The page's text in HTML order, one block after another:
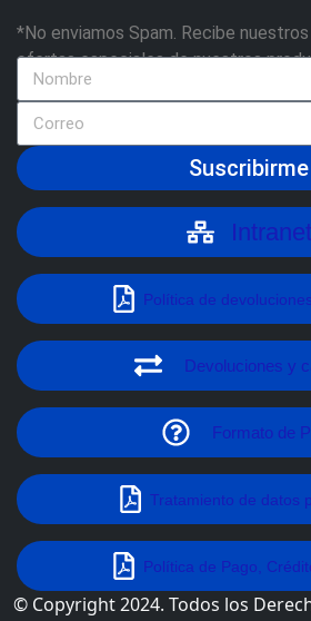
*No enviamos Spam. Recibe
ofertas especiales de nuestros
Suscribirme
Intranet
Política de
Devoluciones y
Formato de
Tratamiento de datos
Política de Pago,
© Copyright 2024. Todos los